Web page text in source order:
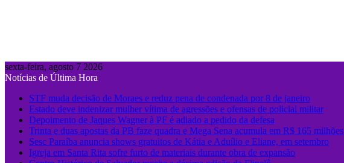
sexta-feira, agosto 7 2026
Notícias de Última Hora
STF muda decisão de Moraes e reduz pena de condenada por 8 de janeiro
Estado deve indenizar mulher vítima de agressões e ofensas de policial militar
Depoimento de Jaques Wagner à PF é adiado a pedido da defesa
Trinta e duas apostas da PB faze quadra e Mega Sena acumula em R$ 165 milhões
Sesc Paraíba anuncia shows gratuitos de Kátia e Aduílio e Eliane, em setembro
Igreja em Santa Rita sofre furto de materiais durante obra de expansão